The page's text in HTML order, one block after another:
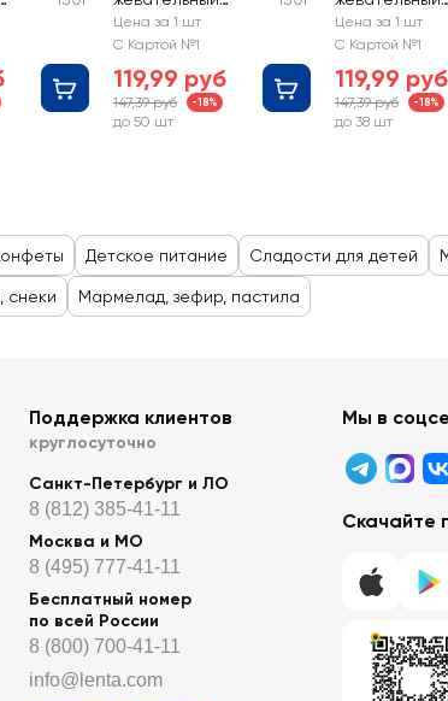
FRUIT-TELLA Крутой
микс
Цена за 1 шт
С Картой №1
119,99 руб
147,39 руб -18%
до 50 шт
FRUIT-TELLA
Медвежата
Цена за 1 шт
С Картой №1
119,99 руб
147,39 руб -18%
до 38 шт
Детское питание Сладости для детей
снеки Мармелад, зефир, пастила
Поддержка клиентов
круглосуточно
Санкт-Петербург и ЛО
8 (812) 385-41-11
Москва и МО
8 (495) 777-41-11
Бесплатный номер
по всей России
8 (800) 700-41-11
info@lenta.com
Мы в
Скачайте